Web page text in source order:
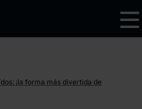
¡la forma más divertida de